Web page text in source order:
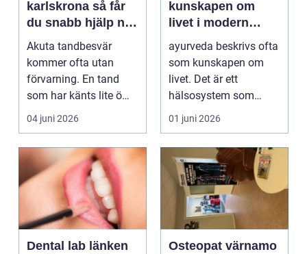
karlskrona så får
du snabb hjälp när
tanden krisar
Akuta tandbesvär
kommer ofta utan
förvarning. En tand
som har känts lite öm
kan plötsligt göra så
on...
04 juni 2026
kunskapen om
livet i modern
vardag
ayurveda beskrivs ofta
som kunskapen om
livet. Det är ett
hälsosystem som
betonar balans, helhet
och...
01 juni 2026
Dental lab länken
Osteopat värnamo